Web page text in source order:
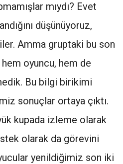
mıydı? Evet
düşünüyoruz,
Amma gruptaki bu son
oyuncu, hem de
Bu bilgi birikimi
sonuçlar ortaya çıktı.
kupada izleme olarak
olarak da görevini
yenildiğimiz son iki